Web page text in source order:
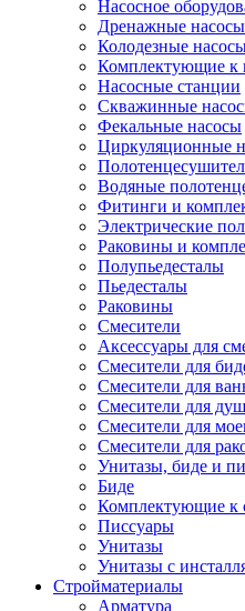
Насосное
Дренажные насосы
Колодезные
Комплектующие к
Насосные станции
Скважинные
Фекальные насосы
Циркуляционные
Водяные
Фитинги и
Электрические
Раковины и
Полупьедесталы
Пьедесталы
Раковины
Смесители
Аксессуары для
Смесители для
Смесители для
Смесители для
Смесители для
Смесители для
Унитазы, биде и
Биде
Комплектующие к
Писсуары
Унитазы
Унитазы с
Стройматериалы
Арматура